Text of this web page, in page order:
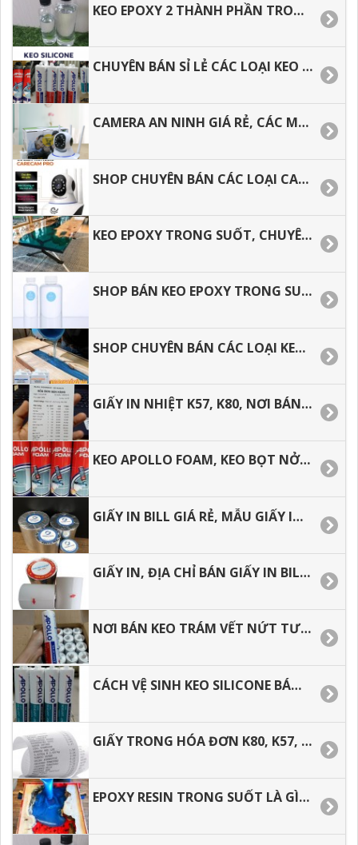
KEO EPOXY 2 THÀNH PHẦN TRONG SUỐT, THOÁT KHÍ TỐT, CHỊU NHIỆT.
CHUYÊN BÁN SỈ LẺ CÁC LOẠI KEO APOLLO SILICONE A300, A500,A600.
CAMERA AN NINH GIÁ RẺ, CÁC MẪU CAMERA DƯỚI 500 NGÀN CÓ TỐT KHÔNG.
SHOP CHUYÊN BÁN CÁC LOẠI CAMERA AN NINH GIÁ RẺ.
KEO EPOXY TRONG SUỐT, CHUYÊN BÁN KEO ĐỔ MẶT BÀN.
SHOP BÁN KEO EPOXY TRONG SUỐT ĐỔ MẶT BÀN TẠI TP.HCM
SHOP CHUYÊN BÁN CÁC LOẠI KEO EPOXY TRONG SUỐT.
GIẤY IN NHIỆT K57, K80, NƠI BÁN GIÁ RẺ TẠI TP.HCM.
KEO APOLLO FOAM, KEO BỌT NỞ TRƯƠNG.
GIẤY IN BILL GIÁ RẺ, MẪU GIẤY IN CẢM NHIỆT THÔNG DỤNG.
GIẤY IN, ĐỊA CHỈ BÁN GIẤY IN BILL, IN NHIỆT K57, K80 GIÁ RẺ.
NƠI BÁN KEO TRÁM VẾT NỨT TƯỜNG, NGOÀI TRỜI APOLLO SILICONE A300.
CÁCH VỆ SINH KEO SILICONE BÁM DÍNH TRÊN TAY, TRÊN ÁO.
GIẤY TRONG HÓA ĐƠN K80, K57, GIẤY IN BILL GIÁ RẺ TP. HCM
EPOXY RESIN TRONG SUỐT LÀ GÌ? ĐỊA CHỈ MUA GIÁ TỐT TẠI TP.HCM.